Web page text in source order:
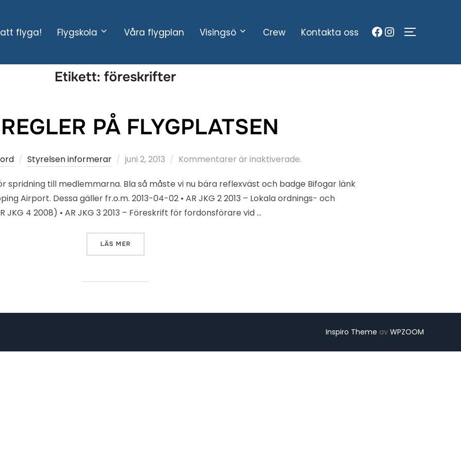
flyga! Flygskola Våra flygplan Visingsö Crew Kontakta oss Facebook
Instagram
SLÅ PÅ/
Etikett: föreskrifter
PÅ FLYGPLATSEN
Styrelsen informerar
Publicerat
juni 2, 2013 Kommentarer är inaktiverade.
spridning till medlemmarna. Bla så måste vi nu bära reflexväst och badge Bifogar länk
Airport. Dessa gäller fr.o.m. 2013-04-02 • AR JKG 2 2013 – Lokala ordnings- och
4 2008) • AR JKG 3 2013 – Föreskrift för fordonsförare vid …
LÄS MER”NYA REGLER PÅ FLYGPLATSEN”
Inspiro Theme av WPZOOM